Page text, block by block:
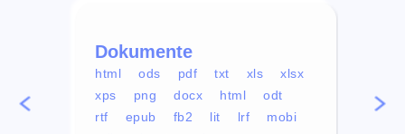
Dokumente
html ods pdf txt xls
xlsx
xps
png docx html
odt
rtf
epub fb2 lit lrf
mobi
mp4